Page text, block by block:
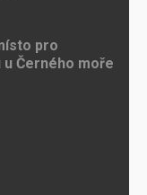
pro
Černého moře